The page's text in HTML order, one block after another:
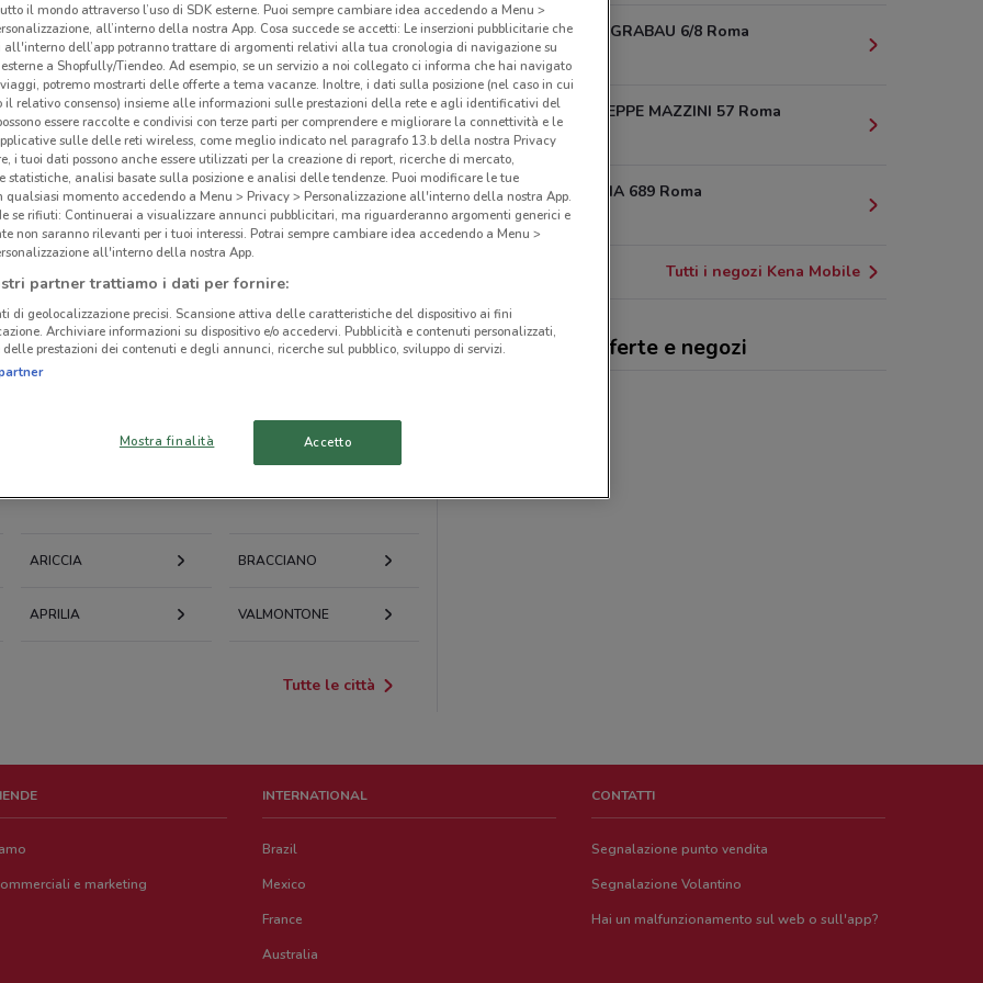
CIAMPINO
ARICCIA BRACCIANO
APRILIA VALMONTONE
Tutte le città
VIA CARLO GRABAU 6/8 Roma
1.9 km
VIALE GIUSEPPE MAZZINI 57 Roma
2.1 km
VIA FLAMINIA 689 Roma
2.2 km
Tutti i negozi Kena Mobile
Kena Mobile, offerte e negozi
e marketing
INTERNATIONAL
Brazil
Mexico
France
Australia
CONTATTI
Segnalazione punto vendita
Segnalazione Volantino
Hai un malfunzionamento sul web o sull'app?
il mondo attraverso l’uso di SDK esterne. Puoi sempre cambiare idea accedendo a Menu >
all’interno della nostra App. Cosa succede se accetti: Le inserzioni pubblicitarie che
all'interno dell’app potranno trattare di argomenti relativi alla tua cronologia di navigazione su
a Shopfully/Tiendeo. Ad esempio, se un servizio a noi collegato ci informa che hai navigato
potremo mostrarti delle offerte a tema vacanze. Inoltre, i dati sulla posizione (nel caso in cui
il relativo consenso) insieme alle informazioni sulle prestazioni della rete e agli identificativi del
essere raccolte e condivisi con terze parti per comprendere e migliorare la connettività e le
sulle delle reti wireless, come meglio indicato nel paragrafo 13.b della nostra Privacy
i tuoi dati possono anche essere utilizzati per la creazione di report, ricerche di mercato,
statistiche, analisi basate sulla posizione e analisi delle tendenze. Puoi modificare le tue
qualsiasi momento accedendo a Menu > Privacy > Personalizzazione all'interno della nostra App.
se rifiuti: Continuerai a visualizzare annunci pubblicitari, ma riguarderanno argomenti generici e
non saranno rilevanti per i tuoi interessi. Potrai sempre cambiare idea accedendo a Menu >
all'interno della nostra App.
partner trattiamo i dati per fornire:
di geolocalizzazione precisi. Scansione attiva delle caratteristiche del dispositivo ai fini
Archiviare informazioni su dispositivo e/o accedervi. Pubblicità e contenuti personalizzati,
prestazioni dei contenuti e degli annunci, ricerche sul pubblico, sviluppo di servizi.
Mostra finalità Accetto